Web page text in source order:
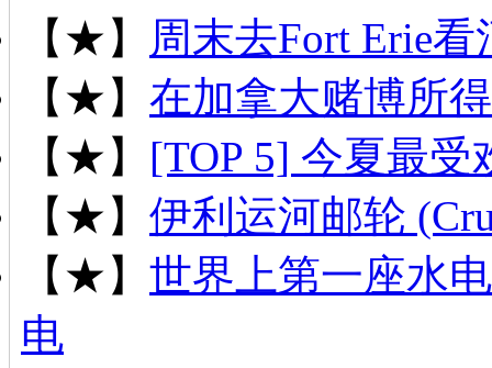
【★】 周末去Fort Erie
【★】 在加拿大赌博所
【★】 [TOP 5] 今夏最受
【★】 伊利运河邮轮
【★】 世界上第一座水
电